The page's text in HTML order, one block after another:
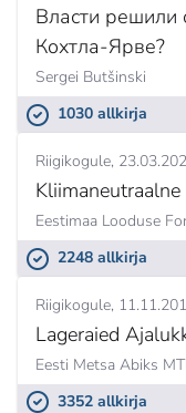
Власти решили
Кохтла-Ярве?
Sergei Butšinski
1030 allkirja
Riigikogule
Eestimaa Looduse
2248 allkirja
Riigikogule
Lageraied
Eesti Metsa Abiks
3352 allkirja